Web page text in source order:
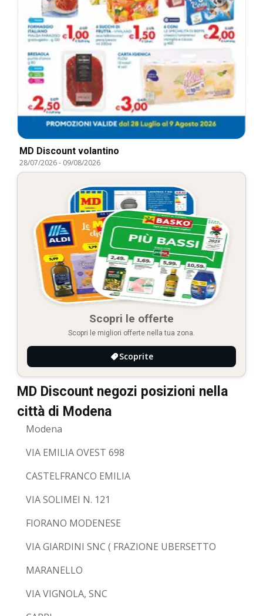
MD Discount volantino
28/07/2026- 09/08/2026
Scopri le offerte
Scopri le migliori offerte nella tua zona.
Scoprite
MD Discount negozi posizioni nella
città di Modena
Modena
VIA EMILIA OVEST 698
CASTELFRANCO EMILIA
VIA SOLIMEI N. 121
FIORANO MODENESE
VIA GIARDINI SNC ( FRAZIONE UBERSETTO
MARANELLO
VIA VIGNOLA, SNC